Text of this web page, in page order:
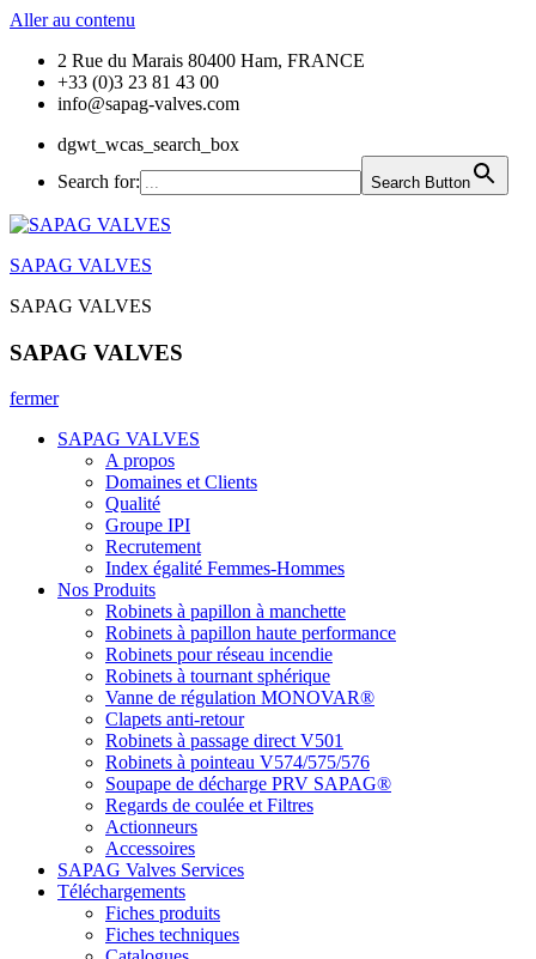
Aller au contenu
2 Rue du Marais 80400 Ham, FRANCE
+33 (0)3 23 81 43 00
info@sapag-valves.com
dgwt_wcas_search_box
Search for:
Search Button
SAPAG VALVES
SAPAG VALVES
SAPAG VALVES
fermer
SAPAG VALVES
A propos
Domaines et Clients
Qualité
Groupe IPI
Recrutement
Index égalité Femmes-Hommes
Nos Produits
Robinets à papillon à manchette
Robinets à papillon haute performance
Robinets pour réseau incendie
Robinets à tournant sphérique
Vanne de régulation MONOVAR®
Clapets anti-retour
Robinets à passage direct V501
Robinets à pointeau V574/575/576
Soupape de décharge PRV SAPAG®
Regards de coulée et Filtres
Actionneurs
Accessoires
SAPAG Valves Services
Téléchargements
Fiches produits
Fiches techniques